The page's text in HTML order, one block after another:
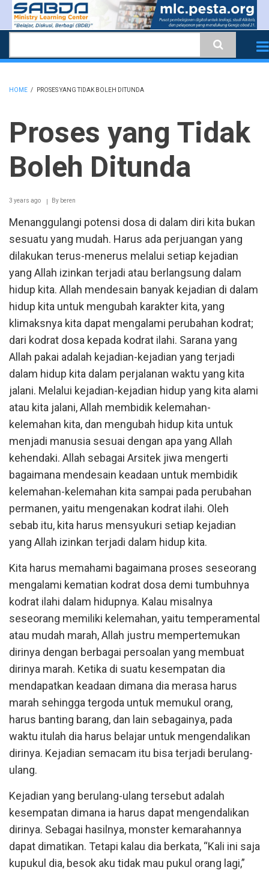
Skip
content
HOME / PROSES YANG TIDAK BOLEH DITUNDA
Proses yang Tidak
Boleh Ditunda
3 years ago By beren
Menanggulangi potensi dosa di dalam diri kita bukan
sesuatu yang mudah. Harus ada perjuangan yang
dilakukan terus-menerus melalui setiap kejadian
yang Allah izinkan terjadi atau berlangsung dalam
hidup kita. Allah mendesain banyak kejadian di dalam
hidup kita untuk mengubah karakter kita, yang
klimaksnya kita dapat mengalami perubahan kodrat;
dari kodrat dosa kepada kodrat ilahi. Sarana yang
Allah pakai adalah kejadian-kejadian yang terjadi
dalam hidup kita dalam perjalanan waktu yang kita
jalani. Melalui kejadian-kejadian hidup yang kita alami
atau kita jalani, Allah membidik kelemahan-
kelemahan kita, dan mengubah hidup kita untuk
menjadi manusia sesuai dengan apa yang Allah
kehendaki. Allah sebagai Arsitek jiwa mengerti
bagaimana mendesain keadaan untuk membidik
kelemahan-kelemahan kita sampai pada perubahan
permanen, yaitu mengenakan kodrat ilahi. Oleh
sebab itu, kita harus mensyukuri setiap kejadian
yang Allah izinkan terjadi dalam hidup kita.
Kita harus memahami bagaimana proses seseorang
mengalami kematian kodrat dosa demi tumbuhnya
kodrat ilahi dalam hidupnya. Kalau misalnya
seseorang memiliki kelemahan, yaitu temperamental
atau mudah marah, Allah justru mempertemukan
dirinya dengan berbagai persoalan yang membuat
dirinya marah. Ketika di suatu kesempatan dia
mendapatkan keadaan dimana dia merasa harus
marah sehingga tergoda untuk memukul orang,
harus banting barang, dan lain sebagainya, pada
waktu itulah dia harus belajar untuk mengendalikan
dirinya. Kejadian semacam itu bisa terjadi berulang-
ulang.
Kejadian yang berulang-ulang tersebut adalah
kesempatan dimana ia harus dapat mengendalikan
dirinya. Sebagai hasilnya, monster kemarahannya
dapat dimatikan. Tetapi kalau dia berkata, “Kali ini saja
kupukul dia, besok aku tidak mau pukul orang lagi,”